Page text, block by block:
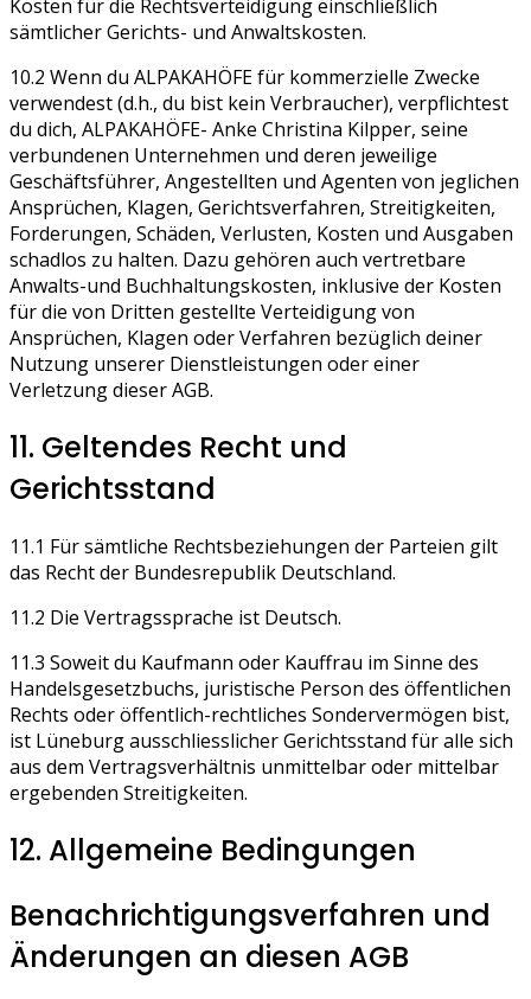
Kosten für die Rechtsverteidigung einschließlich
sämtlicher Gerichts- und Anwaltskosten.
10.2 Wenn du ALPAKAHÖFE für kommerzielle Zwecke
verwendest (d.h., du bist kein Verbraucher), verpflichtest
du dich, ALPAKAHÖFE- Anke Christina Kilpper, seine
verbundenen Unternehmen und deren jeweilige
Geschäftsführer, Angestellten und Agenten von jeglichen
Ansprüchen, Klagen, Gerichtsverfahren, Streitigkeiten,
Forderungen, Schäden, Verlusten, Kosten und Ausgaben
schadlos zu halten. Dazu gehören auch vertretbare
Anwalts-und Buchhaltungskosten, inklusive der Kosten
für die von Dritten gestellte Verteidigung von
Ansprüchen, Klagen oder Verfahren bezüglich deiner
Nutzung unserer Dienstleistungen oder einer
Verletzung dieser AGB.
11. Geltendes Recht und
Gerichtsstand
11.1 Für sämtliche Rechtsbeziehungen der Parteien gilt
das Recht der Bundesrepublik Deutschland.
11.2 Die Vertragssprache ist Deutsch.
11.3 Soweit du Kaufmann oder Kauffrau im Sinne des
Handelsgesetzbuchs, juristische Person des öffentlichen
Rechts oder öffentlich-rechtliches Sondervermögen bist,
ist Lüneburg ausschliesslicher Gerichtsstand für alle sich
aus dem Vertragsverhältnis unmittelbar oder mittelbar
ergebenden Streitigkeiten.
12. Allgemeine Bedingungen
Benachrichtigungsverfahren und
Änderungen an diesen AGB